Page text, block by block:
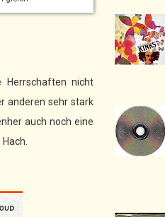
Herrschaften nicht
anderen sehr stark
auch noch eine